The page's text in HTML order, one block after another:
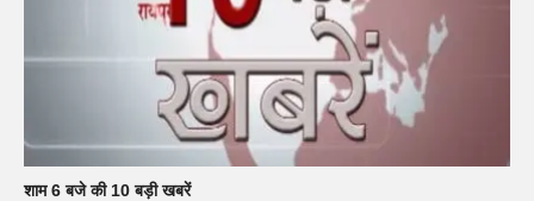
शाम 6 बजे की 10 बड़ी खबरें